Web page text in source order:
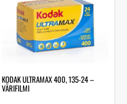
KODAK ULTRAMAX 400, 135-24 –
VÄRIFILMI